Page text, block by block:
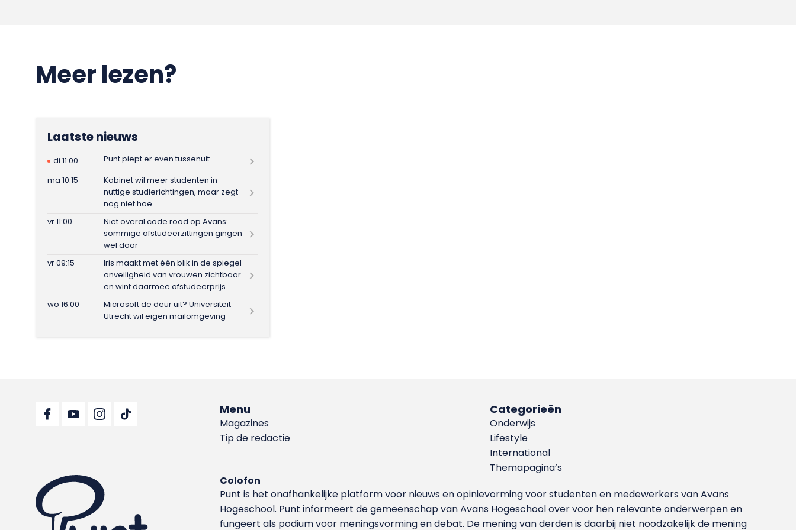
Meer lezen?
Laatste nieuws
di 11:00
Punt piept er even tussenuit
ma 10:15
Kabinet wil meer studenten in
nuttige studierichtingen, maar zegt
nog niet hoe
vr 11:00
Niet overal code rood op Avans:
sommige afstudeerzittingen gingen
wel door
vr 09:15
Iris maakt met één blik in de spiegel
onveiligheid van vrouwen zichtbaar
en wint daarmee afstudeerprijs
wo 16:00
Microsoft de deur uit? Universiteit
Utrecht wil eigen mailomgeving
Menu
Magazines
Tip de redactie
Categorieën
Onderwijs
Lifestyle
International
Themapagina’s
Colofon
Punt is het onafhankelijke platform voor nieuws en opinievorming voor studenten en medewerkers van Avans
Hoge­school. Punt informeert de gemeenschap van Avans Hogeschool over voor hen relevante onderwerpen en
fungeert als podium voor meningsvorming en debat. De mening van derden is daarbij niet noodzakelijk de mening